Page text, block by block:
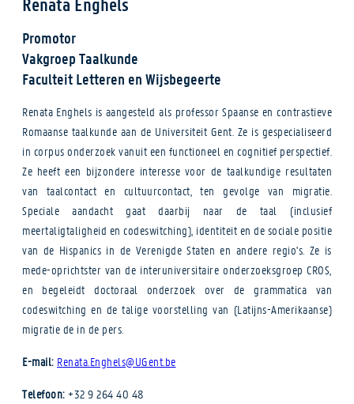
Promotor
Vakgroep Taalkunde
Faculteit Letteren en Wijsbegeerte
Renata Enghels is aangesteld als professor Spaanse en contrastieve
Romaanse taalkunde aan de Universiteit Gent. Ze is gespecialiseerd
in corpus onderzoek vanuit een functioneel en cognitief perspectief.
Ze heeft een bijzondere interesse voor de taalkundige resultaten
van taalcontact en cultuurcontact, ten gevolge van migratie.
Speciale aandacht gaat daarbij naar de taal (inclusief
meertaligtaligheid en codeswitching), identiteit en de sociale positie
van de Hispanics in de Verenigde Staten en andere regio's. Ze is
mede-oprichtster van de interuniversitaire onderzoeksgroep CROS,
en begeleidt doctoraal onderzoek over de grammatica van
codeswitching en de talige voorstelling van (Latijns-Amerikaanse)
migratie de in de pers.
E-mail: Renata.Enghels@UGent.be
Telefoon: +32 9 264 40 48